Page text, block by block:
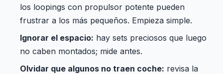
los loopings con propulsor potente pueden
frustrar a los más pequeños. Empieza simple.
Ignorar el espacio: hay sets preciosos que luego
no caben montados; mide antes.
Olvidar que algunos no traen coche: revisa la